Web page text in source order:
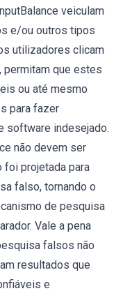
veiculam
e/ou outros tipos
utilizadores clicam
permitam que estes
​​ou até mesmo
para fazer
software indesejado.
não devem ser
foi projetada para
falso, tornando o
de pesquisa
Vale a pena
falsos não
resultados que
​​e